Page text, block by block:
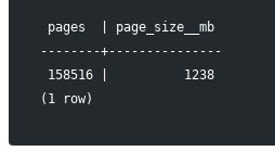
pages  | page_size__mb
--------+---------------
158516 |          1238
(1 row)